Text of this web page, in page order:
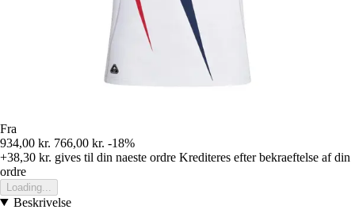
Fra
934,00 kr. 766,00 kr. -18%
+38,30 kr. gives til din naeste ordre Krediteres efter bekraeftelse af din
ordre
Loading...
Beskrivelse